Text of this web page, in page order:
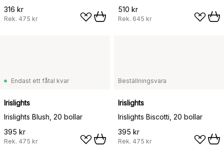
316 kr
Rek. 475 kr
510 kr
Rek. 645 kr
Endast ett fåtal kvar
Irislights
Irislights Blush, 20 bollar
395 kr
Rek. 475 kr
Beställningsvara
Irislights
Irislights Biscotti, 20 bollar
395 kr
Rek. 475 kr